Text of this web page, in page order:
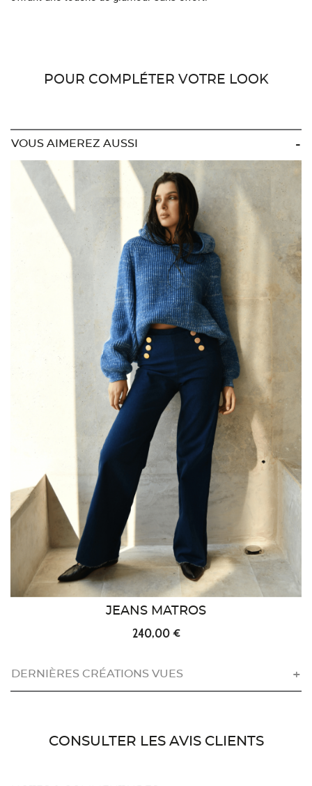
POUR COMPLÉTER VOTRE LOOK
VOUS AIMEREZ AUSSI
JEANS MATROS
240,00 €
DERNIÈRES CRÉATIONS VUES
CONSULTER LES AVIS CLIENTS